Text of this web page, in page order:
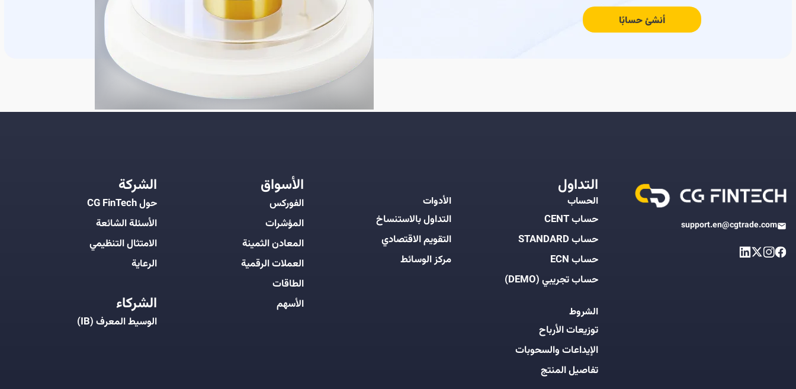
أنشئ حسابًا
support.en@cgtrade.com
التداول
الحساب
حساب CENT
حساب STANDARD
حساب ECN
حساب تجريبي (DEMO)
الشروط
توزيعات الأرباح
الإيداعات والسحوبات
تفاصيل المنتج
الأدوات
التداول بالاستنساخ
التقويم الاقتصادي
مركز الوسائط
الأسواق
الفوركس
المؤشرات
المعادن الثمينة
العملات الرقمية
الطاقات
الأسهم
الشركة
حول CG FinTech
الأسئلة الشائعة
الامتثال التنظيمي
الرعاية
الشركاء
الوسيط المعرف (IB)